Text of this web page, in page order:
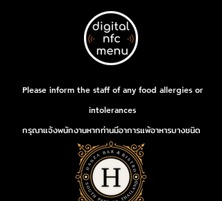
Please inform the staff of any food allergies or
intolerances
กรุณาแจ้งพนักงานหากท่านมีอาการแพ้อาหารบางชนิด